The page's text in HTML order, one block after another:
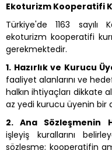
Ekoturizm Kooperatifi
Türkiye'de 1163
ekoturizm kooperatifi
gerekmektedir.
1. Hazırlık ve Kurucu
faaliyet alanlarını ve
halkın ihtiyaçları dikkate
az yedi kurucu üyenin bir
2. Ana Sözleşmenin
işleyiş kurallarını
sözleşme; kooperatifin